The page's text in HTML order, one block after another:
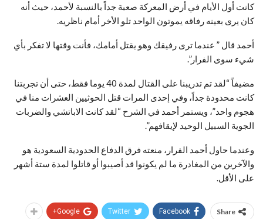
كانت أول الأيام في أرض المعركة صعبة جداً بالنسبة لأحمد، حيث أنه
كان يرى بعينه رفاقه يموتون الواحد تلو الأخر أمام ناظريه.
أحمد قال ” عندما ترى رفيقك وهو يقتل أمامك، فأنت وقتها لا تفكر بأي
شيء سوى الفرار”.
مضيفاً “لقد تم تدريبنا على القتال لمدة 40 يوما فقط، حتى أن تجربتنا
كانت محدودة جداً، وفي إحدى المرات قتل الحوثيين العشرات منا في
هجوم واحد”، ويستمر أحمد في الشرح “لقد كانت الاباتشي والضربات
الجوية السبيل الوحيد لإيقافهم”.
وعندما حاول أحمد الفرار، منعته فرق الدفاع الحدودية السعودية هو
والآخرين من المغادرة ما لم يكونوا قد أصيبوا أو قاتلوا لمدة ستة أشهر
على الأقل.
Share
Facebook
Twitter
Google+